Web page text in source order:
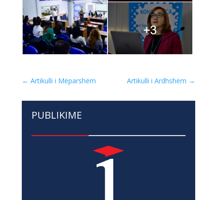
← Artikulli i Mëparshëm Artikulli i Ardhshëm →
PUBLIKIME